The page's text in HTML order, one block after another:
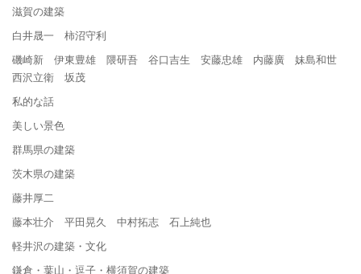
滋賀の建築
白井晟一 柿沼守利
磯崎新 伊東豊雄 隈研吾 谷口吉生 安藤忠雄 内藤廣 妹島和世
西沢立衛 坂茂
私的な話
美しい景色
群馬県の建築
茨木県の建築
藤井厚二
藤本壮介 平田晃久 中村拓志 石上純也
軽井沢の建築・文化
鎌倉・葉山・逗子・横須賀の建築